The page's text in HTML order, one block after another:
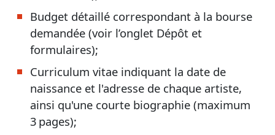
Budget détaillé correspondant à la bourse
demandée (voir l’onglet Dépôt et
formulaires);
Curriculum vitae indiquant la date de
naissance et l'adresse de chaque artiste,
ainsi qu'une courte biographie (maximum
3 pages);